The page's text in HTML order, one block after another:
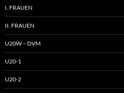
I. FRAUEN
II. FRAUEN
U20W – DVM
U20-1
U20-2